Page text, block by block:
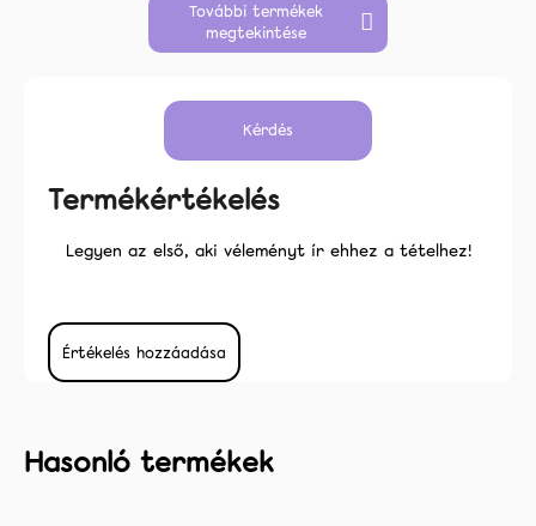
További termékek
megtekintése
Kérdés
Termékértékelés
Legyen az első, aki véleményt ír ehhez a tételhez!
Értékelés hozzáadása